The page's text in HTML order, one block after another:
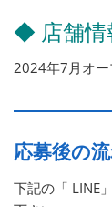
◆ 店舗情
2024年7月オ
応募後の
下記の「 LINE